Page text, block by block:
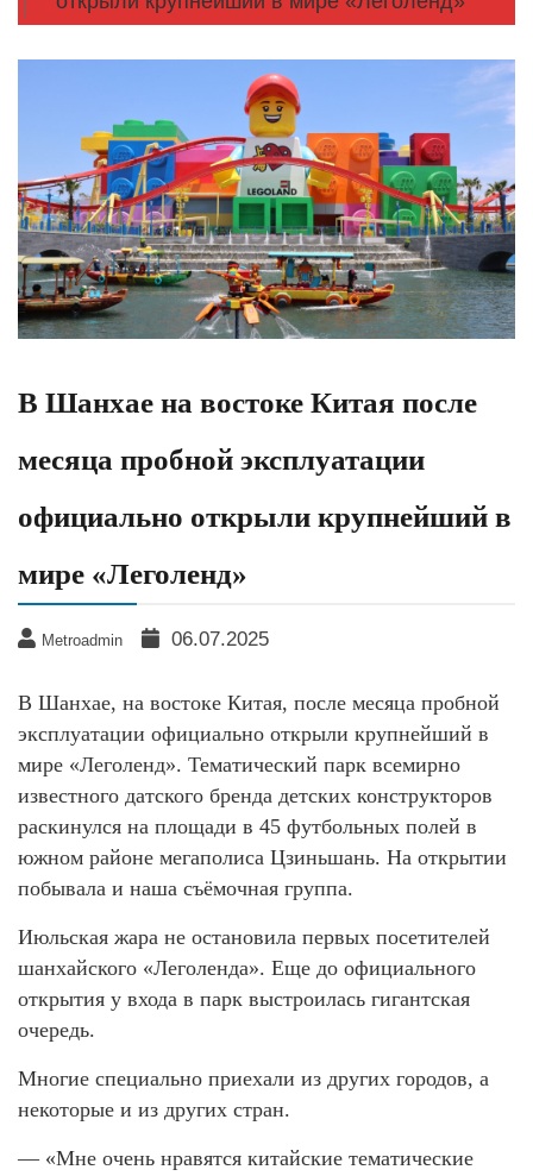
В Шанхае на востоке Китая после
месяца пробной эксплуатации
официально открыли крупнейший в
мире «Леголенд»
Metroadmin 06.07.2025
В Шанхае, на востоке Китая, после месяца пробной
эксплуатации официально открыли крупнейший в
мире «Леголенд». Тематический парк всемирно
известного датского бренда детских конструкторов
раскинулся на площади в 45 футбольных полей в
южном районе мегаполиса Цзиньшань. На открытии
побывала и наша съёмочная группа.
Июльская жара не остановила первых посетителей
шанхайского «Леголенда». Еще до официального
открытия у входа в парк выстроилась гигантская
очередь.
Многие специально приехали из других городов, а
некоторые и из других стран.
— «Мне очень нравятся китайские тематические